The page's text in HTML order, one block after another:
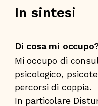
In sintesi
Di cosa mi occupo?
Mi occupo di
psicologico,
percorsi di coppia.
In particolare